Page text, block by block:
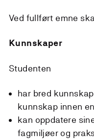
Ved fullført emne
Kunnskaper
Studenten
har bred
kunnskap innen
kan oppdatere
fagmiljøer og